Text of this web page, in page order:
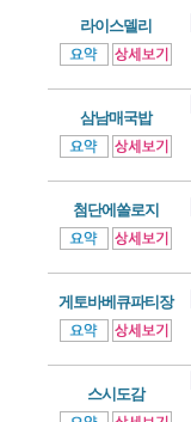
라이스델리
삼남매국밥
첨단에쏠로지
게토바베큐파티장
스시도감